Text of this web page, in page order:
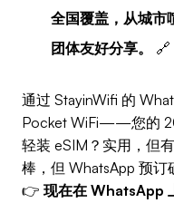
全国覆盖，从城市
团体友好分享。
🔗
通过 StayinWifi 的
Pocket WiFi——您的
轻装 eSIM？实用，但
棒，但 WhatsApp 预订
👉 现在在 WhatsApp